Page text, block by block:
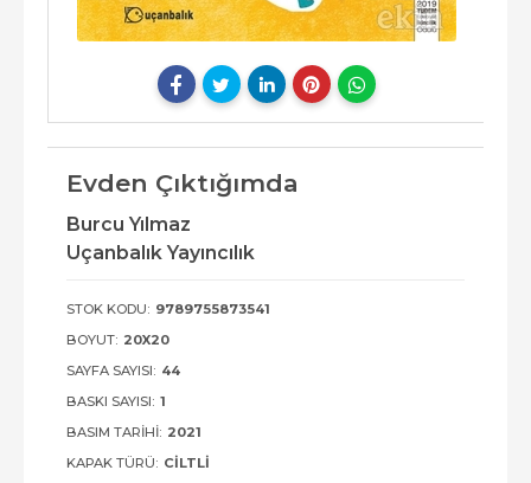
Evden Çıktığımda
Burcu Yılmaz
Uçanbalık Yayıncılık
STOK KODU: 9789755873541
BOYUT: 20X20
SAYFA SAYISI: 44
BASKI SAYISI: 1
BASIM TARIHI: 2021
KAPAK TÜRÜ: CILTLI